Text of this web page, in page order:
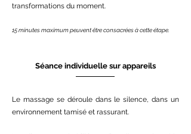
transformations du moment.
15 minutes maximum peuvent être consacrées à cette étape.
Séance individuelle sur appareils
Le massage se déroule dans le silence, dans un
environnement tamisé et rassurant.